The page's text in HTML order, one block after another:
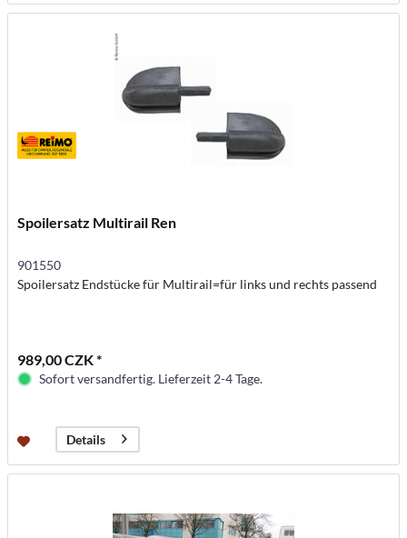
Spoilersatz Multirail Ren
901550
Spoilersatz Endstücke für Multirail=für links und rechts passend
989,00 CZK *
Sofort versandfertig. Lieferzeit 2-4 Tage.
Details